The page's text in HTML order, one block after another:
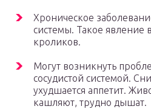
Хроническое
системы. Такое явление
кроликов.
Могут возникнуть
сосудистой системой.
ухудшается аппетит.
кашляют, трудно дышат.